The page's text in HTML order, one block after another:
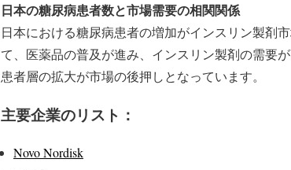
日本の糖尿病患者数と市場需要の相関関係
日本における糖尿病患者の増加がインスリン製剤
て、医薬品の普及が進み、インスリン製剤の需要
患者層の拡大が市場の後押しとなっています。
主要企業のリスト：
Novo Nordisk